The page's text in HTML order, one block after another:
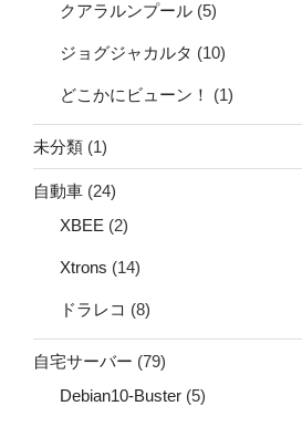
クアラルンプール (5)
ジョグジャカルタ (10)
どこかにビューン！ (1)
未分類 (1)
自動車 (24)
XBEE (2)
Xtrons (14)
ドラレコ (8)
自宅サーバー (79)
Debian10-Buster (5)